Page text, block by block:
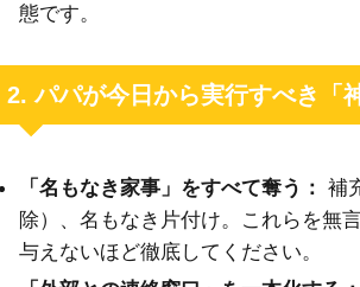
態です。
2. パパが今日から実行すべき「
「名もなき家事」をすべて奪う： 補
除）、名もなき片付け。これらを無
与えないほど徹底してください。